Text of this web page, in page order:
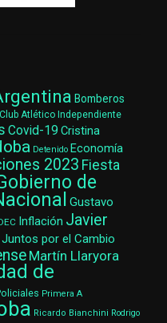
Bomberos
Club Atlético Independiente
Covid-19 Cristina
Detenido Economía
2023 Fiesta
de
Gustavo
Inflación Javier
Juntos por el Cambio
Martín Llaryora
de
Primera A
Ricardo Bianchini Rodrigo